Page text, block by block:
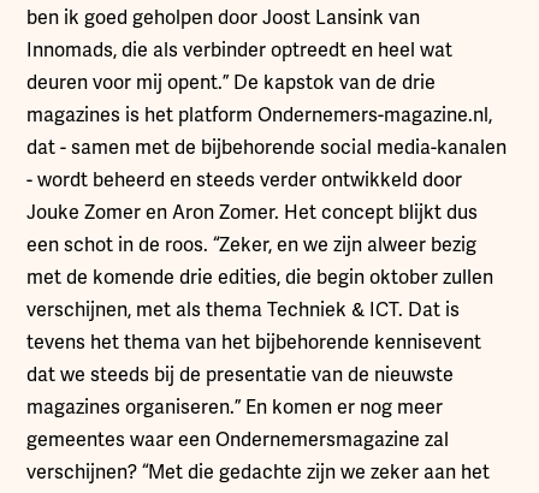
ben ik goed geholpen door Joost Lansink van
Innomads, die als verbinder optreedt en heel wat
deuren voor mij opent.” De kapstok van de drie
magazines is het platform Ondernemers-magazine.nl,
dat - samen met de bijbehorende social media-kanalen
- wordt beheerd en steeds verder ontwikkeld door
Jouke Zomer en Aron Zomer. Het concept blijkt dus
een schot in de roos. “Zeker, en we zijn alweer bezig
met de komende drie edities, die begin oktober zullen
verschijnen, met als thema Techniek & ICT. Dat is
tevens het thema van het bijbehorende kennisevent
dat we steeds bij de presentatie van de nieuwste
magazines organiseren.” En komen er nog meer
gemeentes waar een Ondernemersmagazine zal
verschijnen? “Met die gedachte zijn we zeker aan het